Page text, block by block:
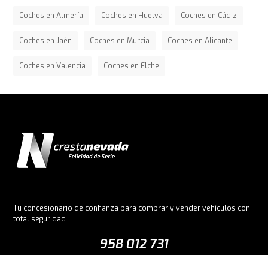
Coches en Almería Coches en Huelva Coches en Cádiz
Coches en Jaén Coches en Murcia Coches en Alicante
Coches en Valencia Coches en Elche
Tu concesionario de confianza para comprar y vender vehículos con
total seguridad.
958 012 731